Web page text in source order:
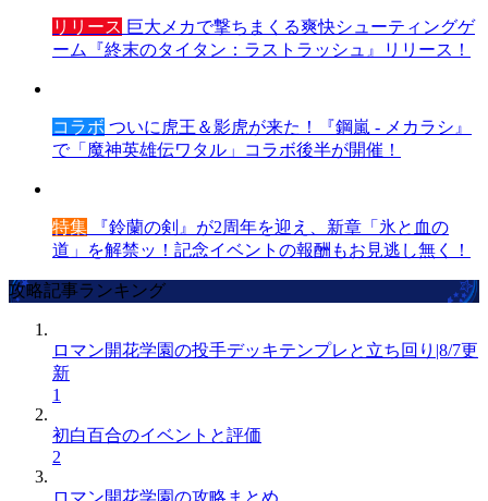
リリース 巨大メカで撃ちまくる爽快シューティングゲ
ーム『終末のタイタン：ラストラッシュ』リリース！
コラボ ついに虎王＆影虎が来た！『鋼嵐 - メカラシ』
で「魔神英雄伝ワタル」コラボ後半が開催！
特集 『鈴蘭の剣』が2周年を迎え、新章「氷と血の
道」を解禁ッ！記念イベントの報酬もお見逃し無く！
攻略記事ランキング
ロマン開花学園の投手デッキテンプレと立ち回り|8/7更
新
1
初白百合のイベントと評価
2
ロマン開花学園の攻略まとめ